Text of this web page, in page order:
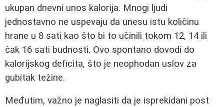
ukupan dnevni unos kalorija. Mnogi ljudi
jednostavno ne uspevaju da unesu istu količinu
hrane u 8 sati kao što bi to učinili tokom 12, 14 ili
čak 16 sati budnosti. Ovo spontano dovodí do
kalorijskog deficita, što je neophodan uslov za
gubitak težine.
Međutim, važno je naglasiti da je isprekidani post